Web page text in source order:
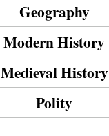
Geography
Modern History
Medieval History
Polity